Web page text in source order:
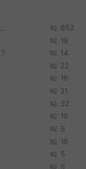
[무료] 2026 미국 대학원 유학 스타터팩 - 가이드북 & 합격자 컨택메일 템플릿 652
19
14
22
16
21
32
16
5
16
5
5